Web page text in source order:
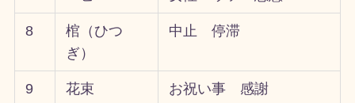
8
棺（ひつ
ぎ）
中止 停滞
9 花束 お祝い事 感謝